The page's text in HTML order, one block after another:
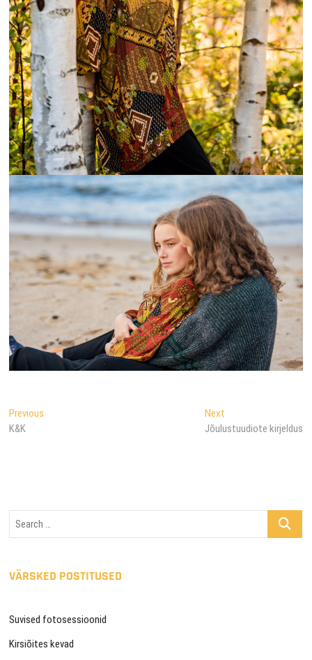
Navigeerimine
Previous
K&K
NextNext
post:
Jõulustuudiote kirjeldus
Search
VÄRSKED POSTITUSED
Suvised fotosessioonid
Kirsiõites kevad